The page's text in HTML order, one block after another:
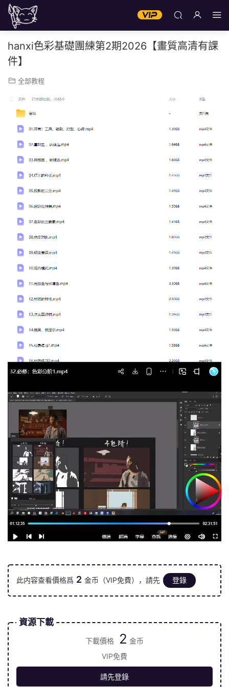
hanxi色彩基礎團練第2期2026【畫質高清有課
件】
全部教程
此内容查看價格爲 2 金币（VIP免費），請先 登錄
資源下載
下載價格 2 金币
VIP免費
請先登錄